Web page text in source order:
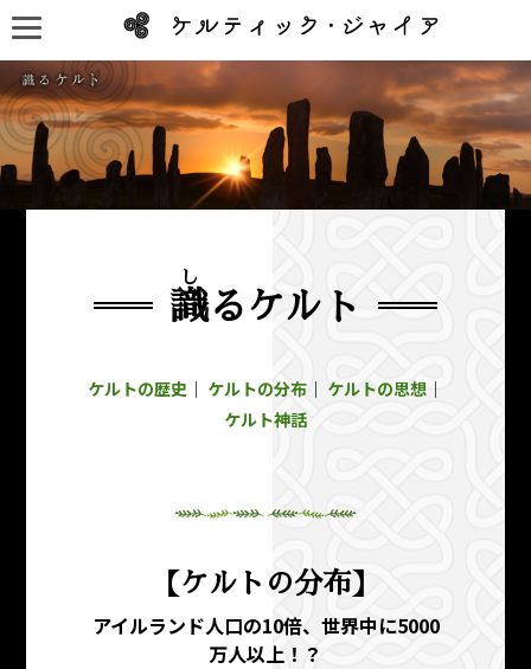
識
し
るケルト
ケルトの歴史 ｜ ケルトの分布 ｜ ケルトの思想 ｜
ケルト神話
【ケルトの分布】
アイルランド人口の10倍、世界中に5000
万人以上！？